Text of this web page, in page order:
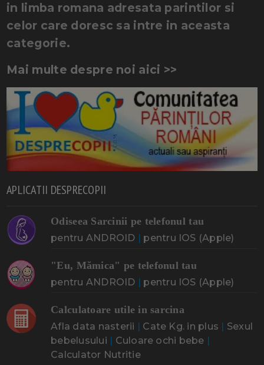
in limba romana adresata parintilor si
celor care doresc sa intre in aceasta
categorie.
Mai multe despre noi aici >>
APLICATII DESPRECOPII
Odiseea Sarcinii pe telefonul tau
pentru ANDROID | pentru IOS (Apple)
"Eu, Mămica" pe telefonul tau
pentru ANDROID | pentru IOS (Apple)
Calculatoare utile in sarcina
Afla data nasterii | Cate Kg. in plus | Sexul
bebelusului | Culoare ochi bebe |
Calculator Nutritie